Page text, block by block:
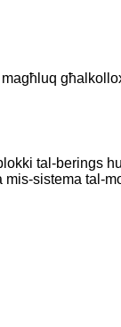
tal-berings
sistema tal-